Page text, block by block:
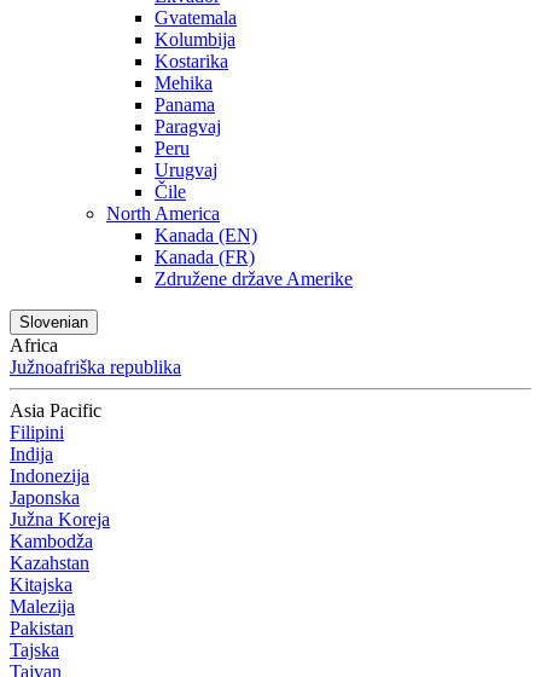
Gvatemala
Kolumbija
Kostarika
Mehika
Panama
Paragvaj
Peru
Urugvaj
Čile
North America
Kanada (EN)
Kanada (FR)
Združene države Amerike
Slovenian
Africa
Južnoafriška republika
Asia Pacific
Filipini
Indija
Indonezija
Japonska
Južna Koreja
Kambodža
Kazahstan
Kitajska
Malezija
Pakistan
Tajska
Tajvan